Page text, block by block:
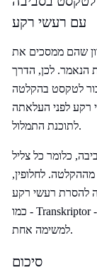
עם רעשי רקע
שהם ממסכים את
הנאמר. לכן, הדרך
לטקסט בהקלטה
רקע לפני העלאתה
לתוכנת התמלול.
כלומר כל צליל
לחלופין,
להסרת רעשי רקע
- כמו Transkriptor - כדי להימנע משימוש בשתי אפליקציות נפרדות
למשימה אחת.
סיכום